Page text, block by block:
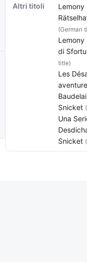
Altri titoli
Lemony
(German
Lemony
di
title)
Les
Snicket
Una
Snicket